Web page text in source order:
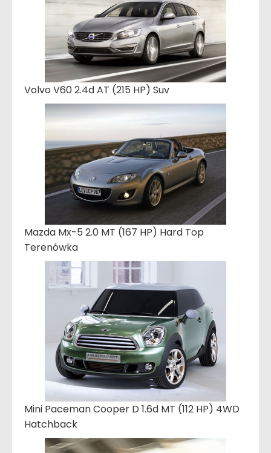
Volvo V60 2.4d AT (215 HP) Suv
Mazda Mx-5 2.0 MT (167 HP) Hard Top
Terenówka
Mini Paceman Cooper D 1.6d MT (112 HP) 4WD
Hatchback